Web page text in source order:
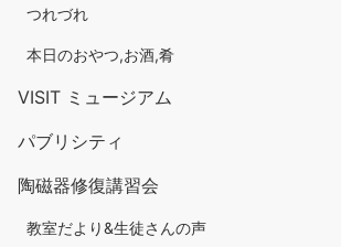
つれづれ
本日のおやつ,お酒,肴
VISIT ミュージアム
パブリシティ
陶磁器修復講習会
教室だより&生徒さんの声